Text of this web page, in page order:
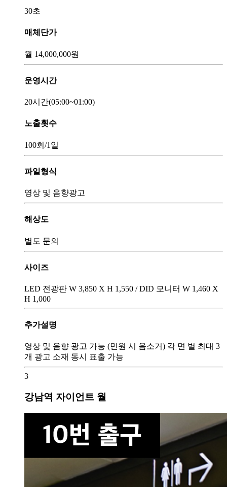
30초
매체단가
월 14,000,000원
운영시간
20시간(05:00~01:00)
노출횟수
100회 /1일
파일형식
영상 및 음향광고
해상도
별도 문의
사이즈
LED 전광판 W 3,850 X H 1,550 / DID 모니터 W 1,460 X
H 1,000
추가설명
영상 및 음향 광고 가능 (민원 시 음소거) 각 면 별 최대 3
개 광고 소재 동시 표출 가능
3
강남역 자이언트 월